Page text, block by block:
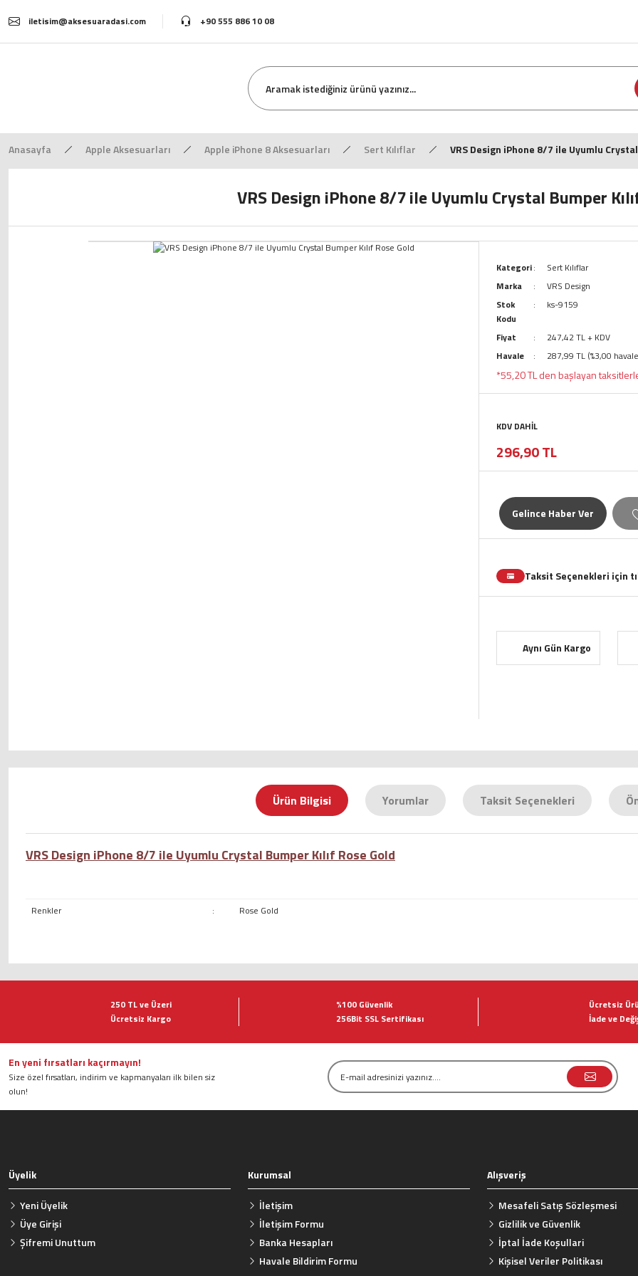
iletisim@aksesuaradasi.com +90 555 886 10 08
Anasayfa Apple Aksesuarları Apple iPhone 8 Aksesuarları Sert Kılıflar VRS Design iPhone 8/7 ile Uyumlu
VRS Design iPhone 8/7 ile Uyumlu Crystal Bumper
Kategori
Sert Kılıflar
Marka
VRS Design
Stok
Kodu
ks-9159
Fiyat
247,42 TL + KDV
Havale
287,99 TL (%3,00
*55,20 TL den başlayan
KDV DAHİL
296,90 TL
Gelince Haber Ver
Taksit Seçenekleri için
Aynı Gün Kargo
Ürün Bilgisi Yorumlar Taksit Seçenekleri
VRS Design iPhone 8/7 ile Uyumlu Crystal Bumper Kılıf Rose Gold
Renkler : Rose Gold
Görüş ve önerileriniz için teşekkür ederiz.
Ürün resmi kalitesiz, bozuk veya görüntülenemiyor.
Ürün bilgilerinde hatalar bulunuyor.
Ürün fiyatı diğer sitelerden daha pahalı.
250 TL ve Üzeri
Ücretsiz Kargo
%100 Güvenlik
256Bit SSL Sertifikası
Ücretsiz
İade ve
En yeni fırsatları kaçırmayın!
Size özel fırsatları, indirim ve kapmanyaları ilk bilen siz
olun!
Üyelik
Yeni Üyelik
Üye Girişi
Şifremi Unuttum
Kurumsal
İletişim
İletişim Formu
Banka Hesapları
Havale Bildirim Formu
Alışveriş
Mesafeli Satış Sözleşmesi
Gizlilik ve Güvenlik
İptal İade Koşullari
Kişisel Veriler Politikası